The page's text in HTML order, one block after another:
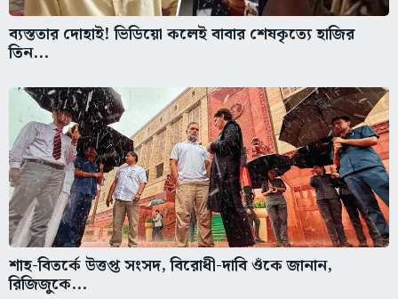
ব্যস্ততার দোহাই! ভিডিয়ো কলেই বাবার শেষকৃত্যে হাজির
তিন...
শাহ-বিতর্কে উত্তপ্ত সংসদ, বিরোধী-দাবি ওঁকে জানান,
রিজিজুকে...